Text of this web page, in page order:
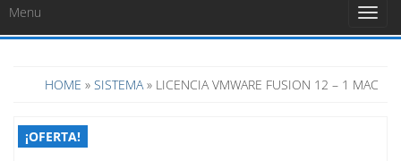
Menu
HOME » SISTEMA » LICENCIA VMWARE FUSION 12 – 1 MAC
¡OFERTA!